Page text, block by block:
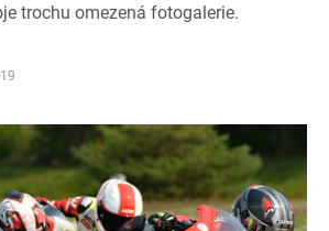
trochu omezená fotogalerie.